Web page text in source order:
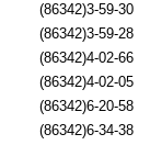
(86342)3-59-30
(86342)3-59-28
(86342)4-02-66
(86342)4-02-05
(86342)6-20-58
(86342)6-34-38